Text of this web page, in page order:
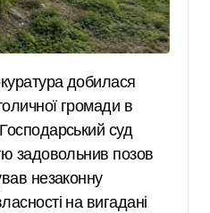
громади в
суд
задовольнив позов
незаконну
на вигадані